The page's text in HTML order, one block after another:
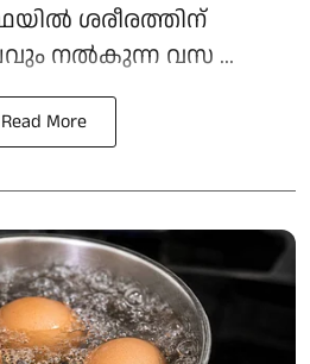
ശരീരത്തിന്
നൽകുന്ന വസ ...
Read More